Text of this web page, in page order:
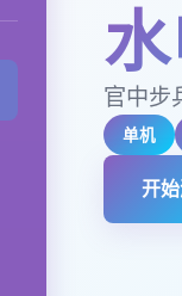
官中步
单机
开